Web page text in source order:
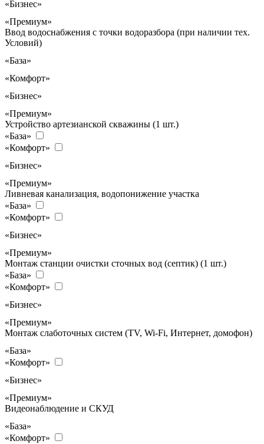
«Бизнес»
«Премиум»
Ввод водоснабжения с точки водоразбора (при наличии тех.
Условий)
«База»
«Комфорт»
«Бизнес»
«Премиум»
Устройство артезианской скважины (1 шт.)
«База»
«Комфорт»
«Бизнес»
«Премиум»
Ливневая канализация, водопонижение участка
«База»
«Комфорт»
«Бизнес»
«Премиум»
Монтаж станции очистки сточных вод (септик) (1 шт.)
«База»
«Комфорт»
«Бизнес»
«Премиум»
Монтаж слаботочных систем (TV, Wi-Fi, Интернет, домофон)
«База»
«Комфорт»
«Бизнес»
«Премиум»
Видеонаблюдение и СКУД
«База»
«Комфорт»